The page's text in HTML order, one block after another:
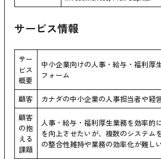
サービス情報
サー
ビス
概要
中小企業向けの人事・給与・福利厚
フォーム
顧客
カナダの中小企業の人事担当者や経
顧客
の抱
える
課題
人事・給与・福利厚生業務を効率的
を向上させたいが、複数のシステム
の整合性維持や業務の効率化が難しい